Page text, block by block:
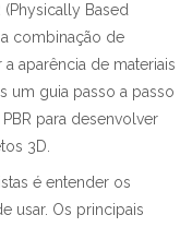
(Physically Based
combinação de
aparência de materiais
um guia passo a passo
para desenvolver
3D.
é entender os
usar. Os principais